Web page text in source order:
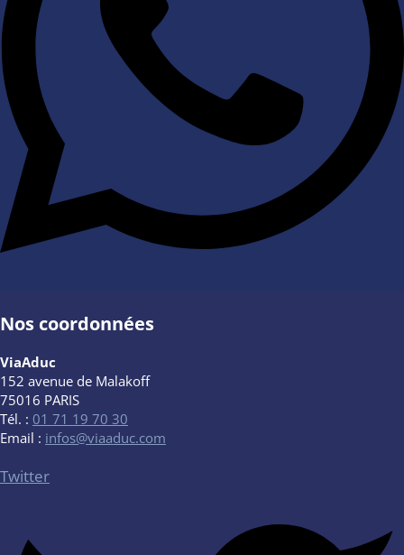
Nos coordonnées
ViaAduc
152 avenue de Malakoff
75016 PARIS
Tél. : 01 71 19 70 30
Email : infos@viaaduc.com
Twitter